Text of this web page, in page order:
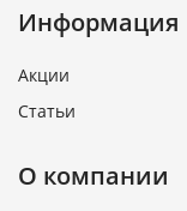
Информация
Акции
Статьи
О компании